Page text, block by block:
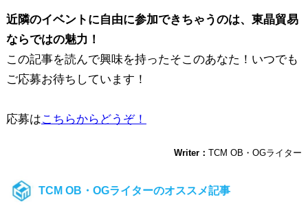
近隣のイベントに自由に参加できちゃうのは、東晶貿易
ならではの魅力！
この記事を読んで興味を持ったそこのあなた！いつでも
ご応募お待ちしています！
応募はこちらからどうぞ！
Writer：TCM OB・OGライター
TCM OB・OGライターのオススメ記事